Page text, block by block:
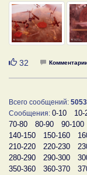
Нравится
32
Всего сообщений: 5053
Сообщения: 0-10 10-
70-80
80-90 90-100
140-150
150-160
210-220
220-230
280-290
290-300
350-360
360-370